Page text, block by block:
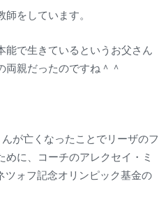
をしています。
能で生きているというお父さん
両親だったのですね＾＾
が亡くなったことでリーザのフ
めに、コーチのアレクセイ・ミ
ツォフ記念オリンピック基金の